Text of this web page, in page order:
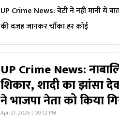
UP Crime News: बेटी ने नहीं मानी ये
की वजह जानकर चौंका हर कोई
UP Crime News:
शिकार, शादी का झांसा
ने भाजपा नेता को किया
Apr 21, 2026 | 09:12 PM